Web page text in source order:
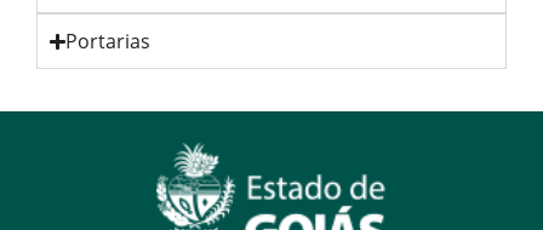
Portarias